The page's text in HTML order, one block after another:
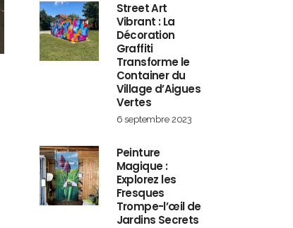
Street Art
Vibrant : La
Décoration
Graffiti
Transforme le
Container du
Village d’Aigues
Vertes
6 septembre 2023
Peinture
Magique :
Explorez les
Fresques
Trompe-l’œil de
Jardins Secrets